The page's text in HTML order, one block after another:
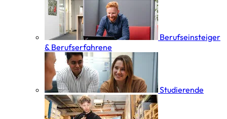
Berufseinsteiger
& Berufserfahrene
Studierende